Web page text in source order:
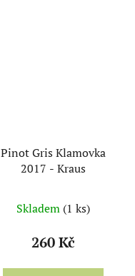
Pinot Gris Klamovka
2017 - Kraus
Skladem (1 ks)
260 Kč